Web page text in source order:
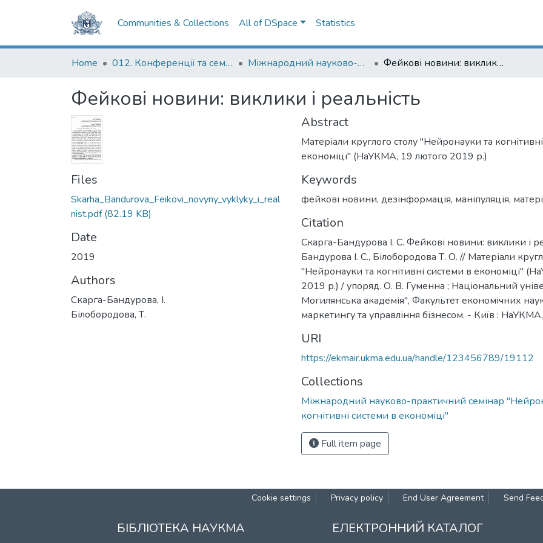
Communities & Collections All of DSpace Statistics
Home 012. Конференції та семінари НаУКМА Міжнародний науково-практичний семінар "Нейронауки та когнітивні системи в економіці" Фейкові новини: виклики і реальність
Фейкові новини: виклики і реальність
Files
Skarha_Bandurova_Feikovi_novyny_vyklyky_i_real
nist.pdf(82.19 KB)
Date
2019
Authors
Скарга-Бандурова, І.
Білобородова, Т.
Abstract
Матеріали круглого столу "Нейронауки та
економіці" (НаУКМА, 19 лютого 2019 р.)
Keywords
фейкові новини, дезінформація, маніпуляція,
Citation
Скарга-Бандурова І. С. Фейкові новини: виклики і
Бандурова І. С., Білобородова Т. О. // Матеріали
"Нейронауки та когнітивні системи в економіці"
2019 р.) / упоряд. О. В. Гуменна ; Національний
Могилянська академія", Факультет економічних
маркетингу та управління бізнесом. - Київ :
URI
https://ekmair.ukma.edu.ua/handle/123456789/19112
Collections
Міжнародний науково-практичний семінар
когнітивні системи в економіці"
Full item page
Cookie settings Privacy policy End User Agreement Send
БІБЛІОТЕКА НАУКМА ЕЛЕКТРОННИЙ КАТАЛОГ